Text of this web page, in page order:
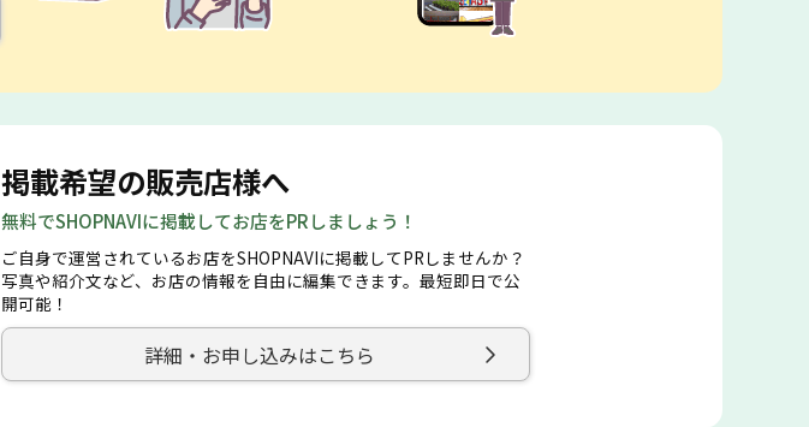
掲載希望の販売店様へ
無料でSHOPNAVIに掲載してお店をPRしましょう！
ご自身で運営されているお店をSHOPNAVIに掲載してPRしませんか？
写真や紹介文など、お店の情報を自由に編集できます。最短即日で公
開可能！
詳細・お申し込みはこちら